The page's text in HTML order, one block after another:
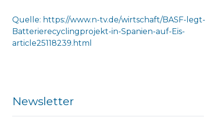
Quelle: https://www.n-tv.de/wirtschaft/BASF-legt-
Batterierecyclingprojekt-in-Spanien-auf-Eis-
article25118239.html
Newsletter